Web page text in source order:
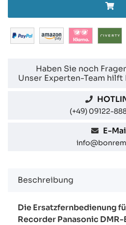
Haben Sie noch
Unser Experten-Team
(+49) 09122-
E-
Beschreibung
Die Ersatzfernbedienung
Recorder Panasonic DMR-